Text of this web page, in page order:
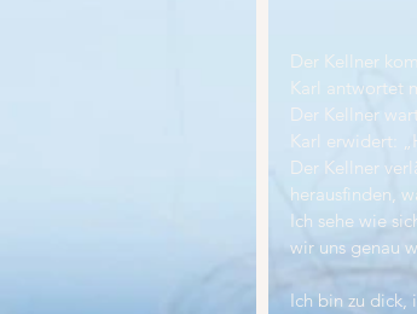
Der Kellner
Karl antwortet
Der Kellner
Karl erwidert:
Der Kellner
herausfinden,
Ich sehe wie
wir uns genau
Ich bin zu dick,